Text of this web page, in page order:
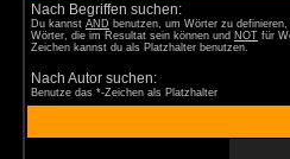
Nach Begriffen suchen:
Du kannst AND benutzen, um Wörter zu
Wörter, die im Resultat sein können und NOT für
Zeichen kannst du als Platzhalter benutzen.
Nach Autor suchen:
Benutze das *-Zeichen als Platzhalter